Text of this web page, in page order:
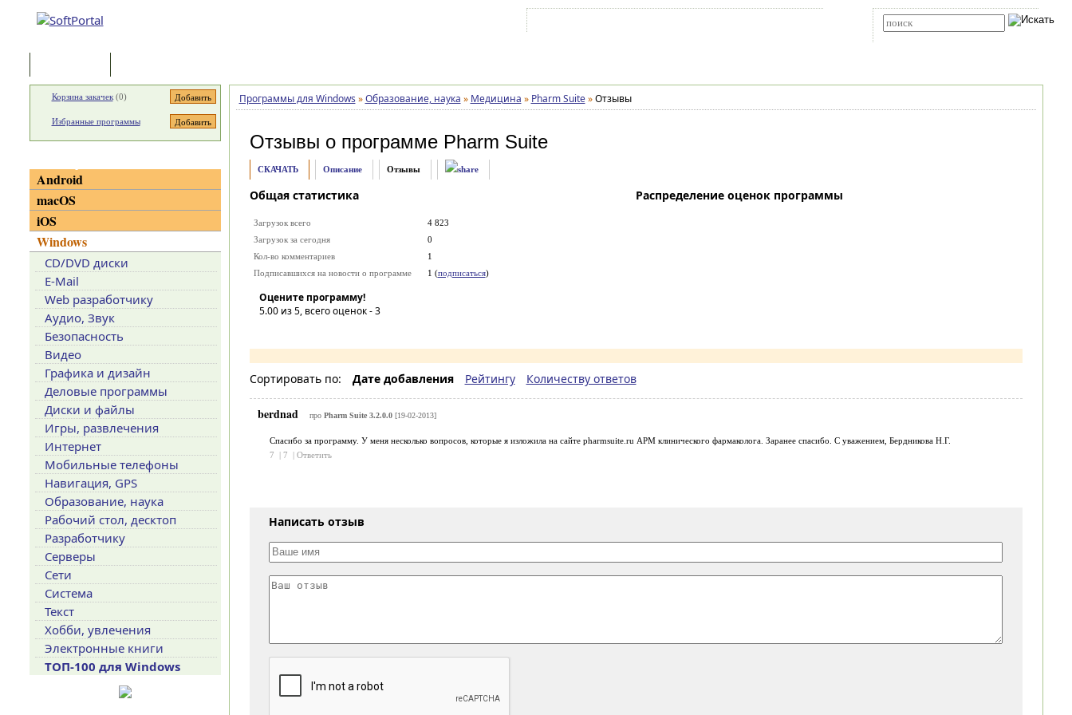
Программы для Windows » Образование, наука » Медицина » Pharm Suite » Отзывы
Отзывы о программе Pharm Suite
СКАЧАТЬ Описание Отзывы
Общая статистика
Загрузок всего
4 823
Загрузок за сегодня
0
Кол-во комментариев
1
Подписавшихся на новости о программе
1 (подписаться)
Оцените программу!
5.00из 5, всего оценок -3
Распределение оценок программы
Сортировать по: Дате добавления Рейтингу Количеству ответов
berdnad про Pharm Suite 3.2.0.0[19-02-2013]
Спасибо за программу. У меня несколько вопросов, которые я изложила на сайте pharmsuite.ru АРМ клинического фармаколога. Заранее спасибо. С уважением, Бердникова Н.Г.
7
| 7 | Ответить
Написать отзыв
Корзина закачек(0)
Избранные программы
Android
macOS
iOS
Windows
CD/DVD диски
E-Mail
Web разработчику
Аудио, Звук
Безопасность
Видео
Графика и дизайн
Деловые программы
Диски и файлы
Игры, развлечения
Интернет
Мобильные телефоны
Навигация, GPS
Образование, наука
Рабочий стол, десктоп
Разработчику
Серверы
Сети
Система
Текст
Хобби, увлечения
Электронные книги
ТОП-100 для Windows